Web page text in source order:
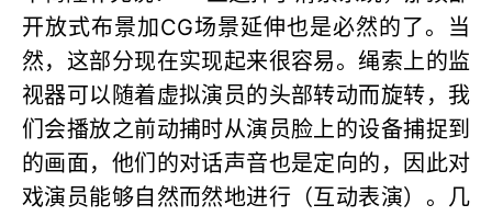
开放式布景加CG场景延伸也是必然的了。当
然，这部分现在实现起来很容易。绳索上的监
视器可以随着虚拟演员的头部转动而旋转，我
们会播放之前动捕时从演员脸上的设备捕捉到
的画面，他们的对话声音也是定向的，因此对
戏演员能够自然而然地进行（互动表演）。几